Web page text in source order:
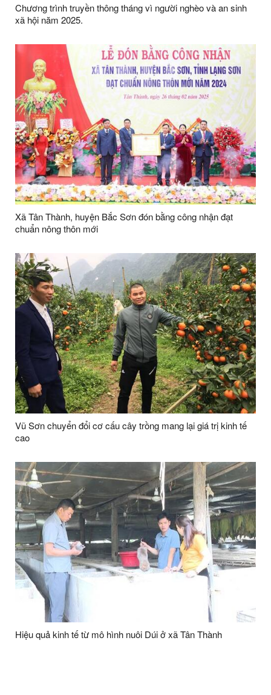
Chương trình truyền thông tháng vì người nghèo và an sinh
xã hội năm 2025.
Xã Tân Thành, huyện Bắc Sơn đón bằng công nhận đạt
chuẩn nông thôn mới
Vũ Sơn chuyển đổi cơ cấu cây trồng mang lại giá trị kinh tế
cao
Hiệu quả kinh tế từ mô hình nuôi Dúi ở xã Tân Thành